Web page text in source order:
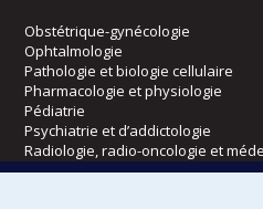
Obstétrique-gynécologie
Ophtalmologie
Pathologie et biologie cellulaire
Pharmacologie et physiologie
Pédiatrie
Psychiatrie et d’addictologie
Radiologie, radio-oncologie et